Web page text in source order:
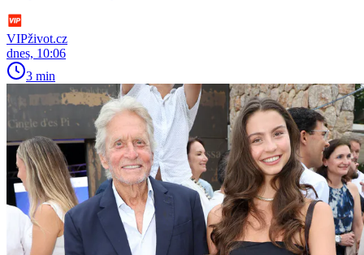
VIPživot.cz
dnes, 10:06
3 min